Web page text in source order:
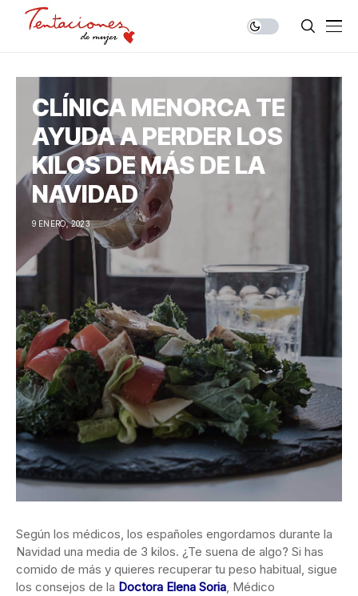
CLÍNICA MENORCA TE
AYUDA A PERDER LOS
KILOS DE MÁS DE LA
NAVIDAD
9 ENERO, 2023
Según los médicos, los españoles engordamos durante la
Navidad una media de 3 kilos. ¿Te suena de algo? Si has
comido de más y quieres recuperar tu peso habitual, sigue
los consejos de la Doctora Elena Soria, Médico